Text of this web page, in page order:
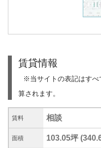
賃貸情報
※当サイトの表記はすべ
算されます。
賃料 相談
面積 103.05坪 (